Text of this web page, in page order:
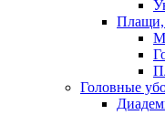
Плащи,
Головные